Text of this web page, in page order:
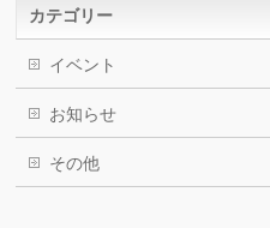
カテゴリー
イベント
お知らせ
その他